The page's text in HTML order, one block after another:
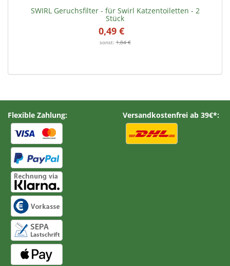
SWIRL Geruchsfilter - für Swirl Katzentoiletten - 2
Stück
0,49 €
sonst:1,84 €
Flexible Zahlung: Versandkostenfrei ab 39€*: